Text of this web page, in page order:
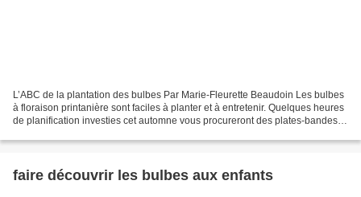
L’ABC de la plantation des bulbes Par Marie-Fleurette Beaudoin Les bulbes
à floraison printanière sont faciles à planter et à entretenir. Quelques heures
de planification investies cet automne vous procureront des plates-bandes
faire découvrir les bulbes aux enfants